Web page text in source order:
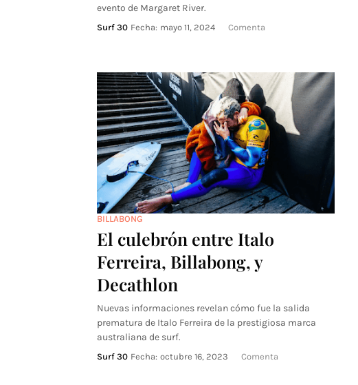
evento de Margaret River.
Surf 30 Fecha: mayo 11, 2024 Comenta
BILLABONG
El culebrón entre Italo
Ferreira, Billabong, y
Decathlon
Nuevas informaciones revelan cómo fue la salida
prematura de Italo Ferreira de la prestigiosa marca
australiana de surf.
Surf 30 Fecha: octubre 16, 2023 Comenta